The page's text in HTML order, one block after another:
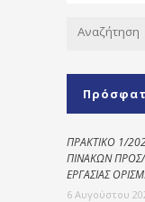
ΠΡΑΚΤΙΚΟ 1/
ΠΙΝΑΚΩΝ
ΕΡΓΑΣΙΑΣ
6 Αυγούστου